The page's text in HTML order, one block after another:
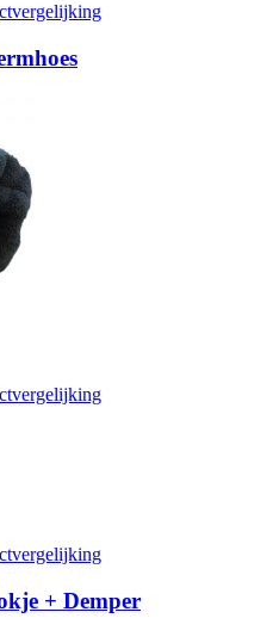
+ Demper